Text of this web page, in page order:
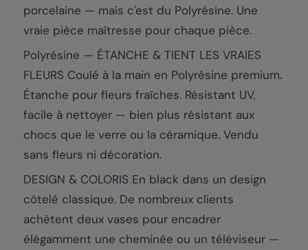
porcelaine — mais c'est du Polyrésine. Une
vraie pièce maîtresse pour chaque pièce.
Polyrésine — ÉTANCHE & TIENT LES VRAIES
FLEURS Coulé à la main en Polyrésine premium.
Étanche pour fleurs fraîches. Résistant UV,
facile à nettoyer — bien plus résistant aux
chocs que le verre ou la céramique. Vendu
sans fleurs ni décoration.
DESIGN & COLORIS En black dans un design
côtelé classique. De nombreux clients
achètent deux vases pour encadrer
élégamment une cheminée ou un téléviseur —